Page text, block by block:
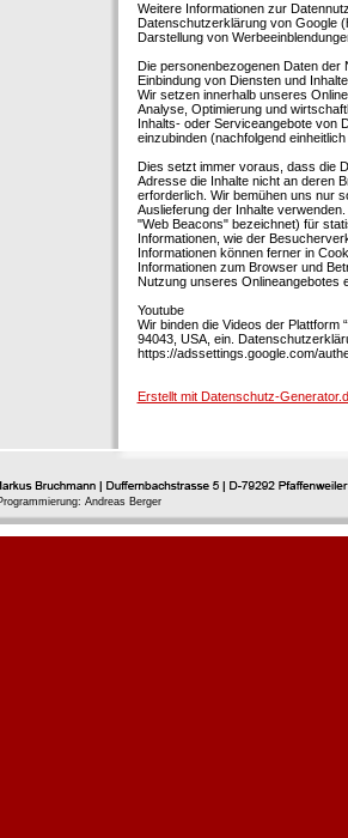
Weitere Informationen zur
Datenschutzerklärung von Google
Darstellung von
Die personenbezogenen Daten der
Einbindung von Diensten und
Wir setzen innerhalb unseres
Analyse, Optimierung und
Inhalts- oder Serviceangebote von
einzubinden (nachfolgend
Dies setzt immer voraus, dass die
Adresse die Inhalte nicht an deren
erforderlich. Wir bemühen uns nur
Auslieferung der Inhalte
"Web Beacons" bezeichnet) für
Informationen, wie der
Informationen können ferner in
Informationen zum Browser und
Nutzung unseres Onlineangebotes
Youtube
Wir binden die Videos der Plattform
94043, USA, ein.
https://adssettings.google.com/
Erstellt mit Datenschutz-
Andreas Berger